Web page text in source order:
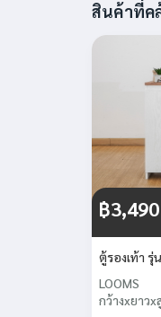
สินค้าที่ค
฿3,490
ตู้รองเท้า รุ่
LOOMS
กว้างxยาว